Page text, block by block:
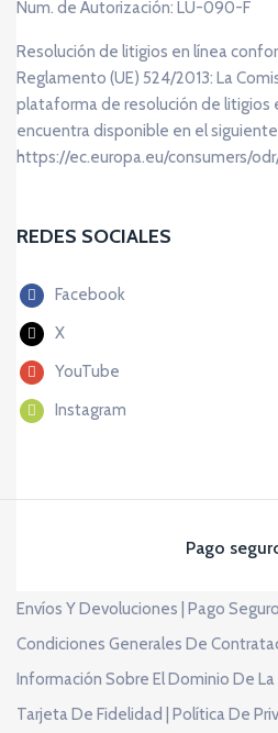
Num. de Autorización: LU-090-F
Resolución de litigios en línea
Reglamento (UE) 524/2013: La
plataforma de resolución de litigios
encuentra disponible en el
https://ec.europa.eu/consumers/
REDES SOCIALES
Facebook
X
YouTube
Instagram
Pago
Envíos Y Devoluciones | Pago Seguro |
Condiciones Generales De
Información Sobre El Dominio De La
Tarjeta De Fidelidad |
Política De